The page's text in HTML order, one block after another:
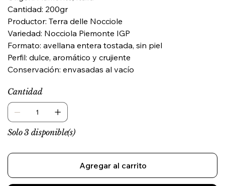
Cantidad: 200gr
Productor: Terra delle Nocciole
Variedad: Nocciola Piemonte IGP
Formato: avellana entera tostada, sin piel
Perfil: dulce, aromático y crujiente
Conservación: envasadas al vacío
Cantidad
Solo 3 disponible(s)
Agregar al carrito